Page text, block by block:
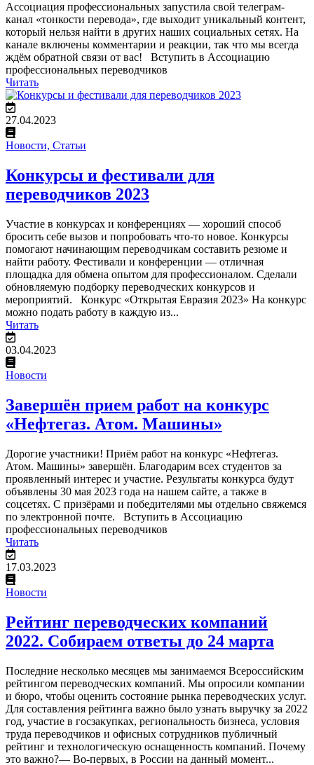
Ассоциация профессиональных запустила свой телеграм-
канал «тонкости перевода», где выходит уникальный контент,
который нельзя найти в других наших социальных сетях. На
канале включены комментарии и реакции, так что мы всегда
ждём обратной связи от вас! Вступить в Ассоциацию
профессиональных переводчиков
Читать
27.04.2023
Новости, Статьи
Конкурсы и фестивали для
переводчиков 2023
Участие в конкурсах и конференциях — хороший способ
бросить себе вызов и попробовать что-то новое. Конкурсы
помогают начинающим переводчикам составить резюме и
найти работу. Фестивали и конференции — отличная
площадка для обмена опытом для профессионалом. Сделали
обновляемую подборку переводческих конкурсов и
мероприятий. Конкурс «Открытая Евразия 2023» На конкурс
можно подать работу в каждую из...
Читать
03.04.2023
Новости
Завершён прием работ на конкурс
«Нефтегаз. Атом. Машины»
Дорогие участники! Приём работ на конкурс «Нефтегаз.
Атом. Машины» завершён. Благодарим всех студентов за
проявленный интерес и участие. Результаты конкурса будут
объявлены 30 мая 2023 года на нашем сайте, а также в
соцсетях. С призёрами и победителями мы отдельно свяжемся
по электронной почте. Вступить в Ассоциацию
профессиональных переводчиков
Читать
17.03.2023
Новости
Рейтинг переводческих компаний
2022. Собираем ответы до 24 марта
Последние несколько месяцев мы занимаемся Всероссийским
рейтингом переводческих компаний. Мы опросили компании
и бюро, чтобы оценить состояние рынка переводческих услуг.
Для составления рейтинга важно было узнать выручку за 2022
год, участие в госзакупках, региональность бизнеса, условия
труда переводчиков и офисных сотрудников публичный
рейтинг и технологическую оснащенность компаний. Почему
это важно?— Во-первых, в России на данный момент...